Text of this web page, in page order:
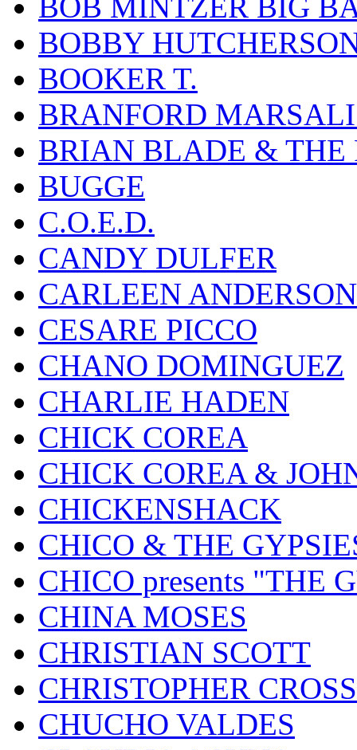
BOB MINTZER BIG
BOBBY
BOOKER T.
BRANFORD
BRIAN BLADE & THE
BUGGE
C.O.E.D.
CANDY DULFER
CARLEEN ANDERSON
CESARE PICCO
CHANO DOMINGUEZ
CHARLIE HADEN
CHICK COREA
CHICK COREA &
CHICKENSHACK
CHICO & THE
CHICO presents "THE
CHINA MOSES
CHRISTIAN SCOTT
CHRISTOPHER CROSS
CHUCHO VALDES